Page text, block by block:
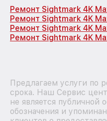
Ремонт Sightmark 4K
Ремонт Sightmark 4K
Ремонт Sightmark 4K
Ремонт Sightmark 4K
Предлагаем услуги по
срока. Наш Сервис
не является
обозначения и